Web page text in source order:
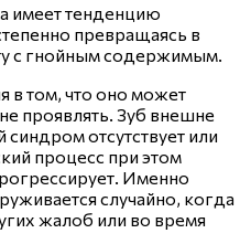
имеет тенденцию
превращаясь в
с гнойным содержимым.
в том, что оно может
проявлять. Зуб внешне
отсутствует или
процесс при этом
Именно
случайно, когда
жалоб или во время